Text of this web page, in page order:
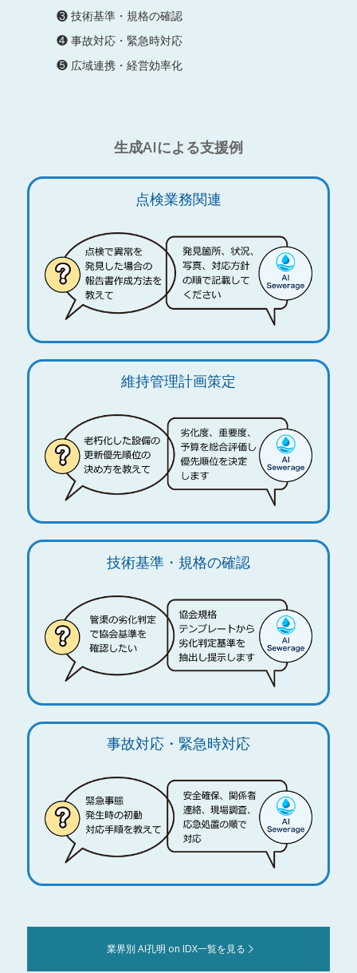
❸ 技術基準・規格の確認
❹ 事故対応・緊急時対応
❺ 広域連携・経営効率化
生成AIによる支援例
点検業務関連
維持管理計画策定
技術基準・規格の確認
事故対応・緊急時対応
業界別 AI孔明 on IDX一覧を見る